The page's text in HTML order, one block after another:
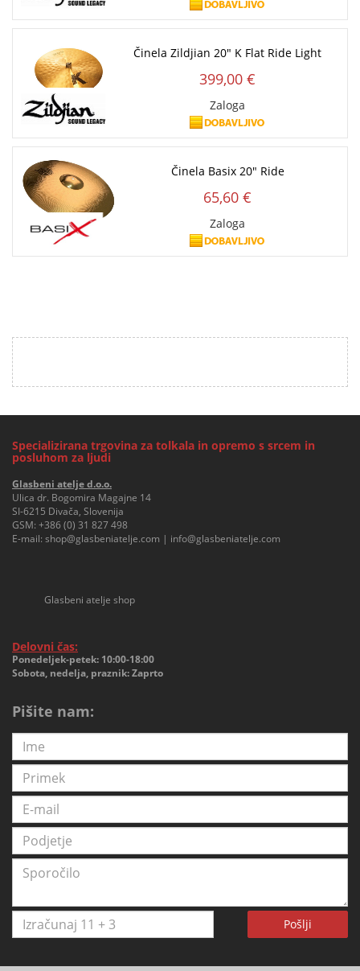
Činela Zildjian 20" K Flat Ride Light
399,00 €
Zaloga
Činela Basix 20" Ride
65,60 €
Zaloga
Specializirana trgovina za tolkala in opremo s srcem in
posluhom za ljudi
Glasbeni atelje d.o.o.
Ulica dr. Bogomira Magajne 14
SI-6215 Divača, Slovenija
GSM: +386 (0) 31 827 498
E-mail: shop@glasbeniatelje.com | info@glasbeniatelje.com
Glasbeni atelje shop
Delovni čas:
Ponedeljek-petek: 10:00-18:00
Sobota, nedelja, praznik: Zaprto
Pišite nam:
Pošlji